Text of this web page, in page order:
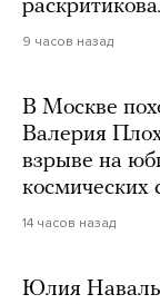
9 часов назад
В Москве
Валерия
взрыве на
космических
14 часов назад
Юлия